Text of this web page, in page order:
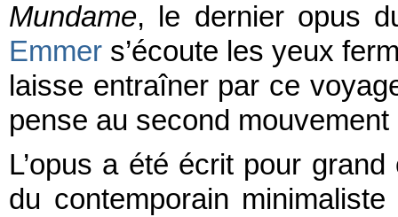
Mundame, le dernier opus
Emmer s’écoute les yeux
laisse entraîner par ce
pense au second mouvement
L’opus a été écrit pour
du contemporain